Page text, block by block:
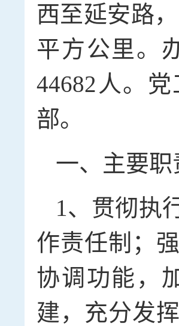
西至延安路
平方公里。
44682人。
部。
一、主要职
1、贯彻执
作责任制；
协调功能，
建，充分发